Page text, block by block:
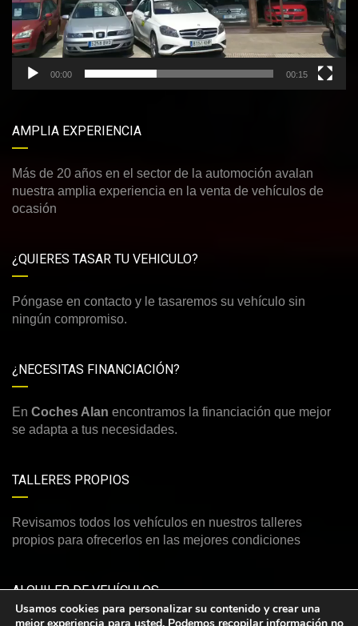
00:00 00:15
AMPLIA EXPERIENCIA
Más de 20 años en el sector de la automoción avalan
nuestra amplia experiencia en la venta de vehículos de
ocasión
¿QUIERES TASAR TU VEHICULO?
Póngase en contacto y le tasaremos su vehículo sin
ningún compromiso.
¿NECESITAS FINANCIACIÓN?
En Coches Alan encontramos la financiación que mejor
se adapta a tus necesidades.
TALLERES PROPIOS
Revisamos todos los vehículos en nuestros talleres
propios para ofrecerlos en las mejores condiciones
ALQUILER DE VEHÍCULOS
Usamos cookies para personalizar su contenido y crear una